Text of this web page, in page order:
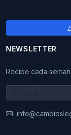
NEWSLETTER
Recibe cada